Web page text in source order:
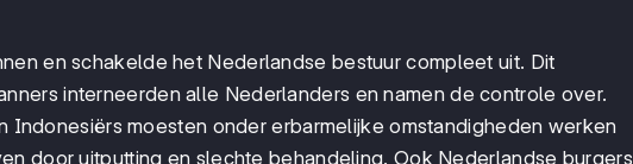
en schakelde het Nederlandse bestuur compleet uit. Dit
interneerden alle Nederlanders en namen de controle over.
Indonesiërs moesten onder erbarmelijke omstandigheden werken
door uitputting en slechte behandeling. Ook Nederlandse burgers